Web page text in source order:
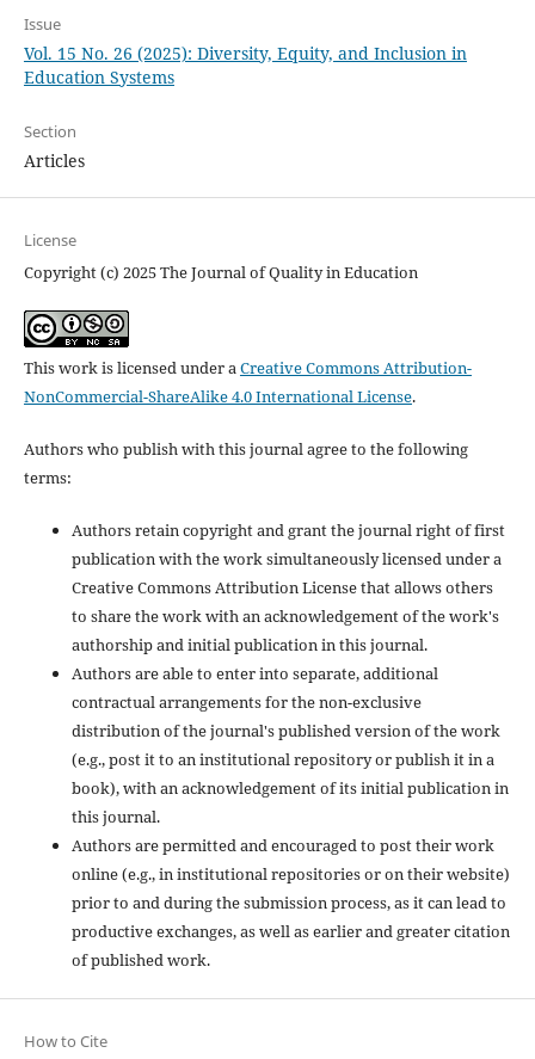
Issue
Vol. 15 No. 26 (2025): Diversity, Equity, and Inclusion in
Education Systems
Section
Articles
License
Copyright (c) 2025 The Journal of Quality in Education
This work is licensed under aCreative Commons Attribution-
NonCommercial-ShareAlike 4.0 International License.
Authors who publish with this journal agree to the following
terms:
Authors retain copyright and grant the journal right of first
publication with the work simultaneously licensed under a
Creative Commons Attribution License that allows others
to share the work with an acknowledgement of the work's
authorship and initial publication in this journal.
Authors are able to enter into separate, additional
contractual arrangements for the non-exclusive
distribution of the journal's published version of the work
(e.g., post it to an institutional repository or publish it in a
book), with an acknowledgement of its initial publication in
this journal.
Authors are permitted and encouraged to post their work
online (e.g., in institutional repositories or on their website)
prior to and during the submission process, as it can lead to
productive exchanges, as well as earlier and greater citation
of published work.
How to Cite